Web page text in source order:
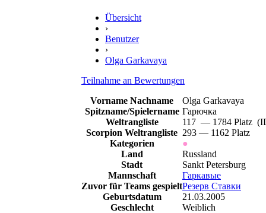
Übersicht
›
Benutzer
›
Olga Garkavaya
Teilnahme an Bewertungen
Vorname Nachname
Olga Garkavaya
Spitzname/Spielername Гарючка
Weltrangliste
117 — 1784 Platz
Scorpion Weltrangliste 293 — 1162 Platz
Kategorien
●
Land
Russland
Stadt
Sankt Petersburg
Mannschaft
Гаркавые
Zuvor für Teams gespieltРезерв Ставки
Geburtsdatum
21.03.2005
Geschlecht
Weiblich